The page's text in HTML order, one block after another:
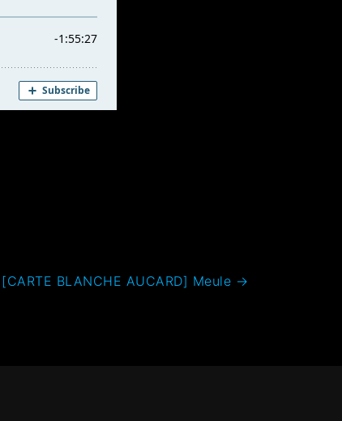
[CARTE BLANCHE AUCARD] Meule →